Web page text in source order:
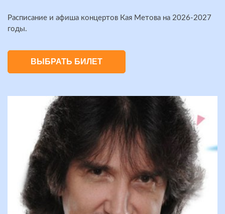
Расписание и афиша концертов Кая Метова на 2026-2027
годы.
ВЫБРАТЬ БИЛЕТ